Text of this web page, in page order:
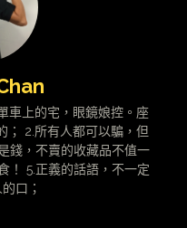
車上的宅，眼鏡娘控。座
； 2.所有人都可以騙，但
錢，不賣的收藏品不值一
！ 5.正義的話語，不一定
口；